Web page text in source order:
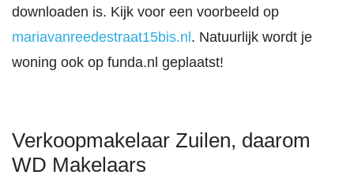
downloaden is. Kijk voor een voorbeeld op
mariavanreedestraat15bis.nl . Natuurlijk wordt je
woning ook op funda.nl geplaatst!
Verkoopmakelaar Zuilen, daarom
WD Makelaars